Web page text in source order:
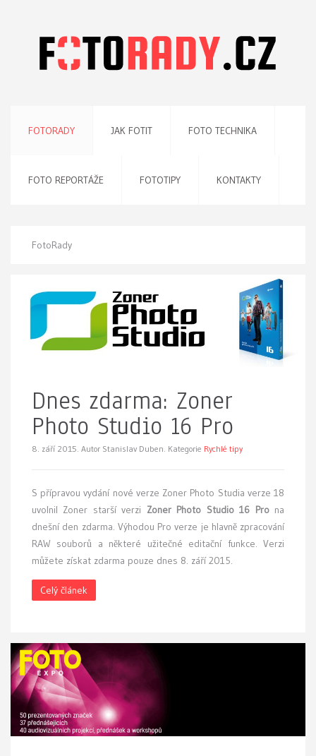
FOTORADY JAK FOTIT FOTO TECHNIKA
FOTO REPORTÁŽE FOTOTIPY KONTAKTY
FotoRady
Dnes zdarma: Zoner
Photo Studio 16 Pro
8. září 2015. Autor Stanislav Duben. Kategorie Rychlé tipy
S přípravou vydání nové verze Zoner Photo Studia verze 18
uvolnil Zoner starší verzi Zoner Photo Studio 16 Prona
dnešní den zdarma. Výhodou Pro verze je hlavně zpracování
RAW souborů a některé užitečné editační funkce. Verzi
můžete získat zdarma pouze dnes 8. září 2015.
Celý článek